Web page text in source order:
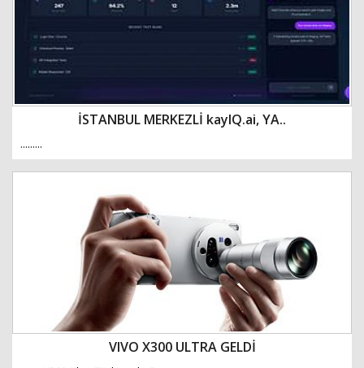
İSTANBUL MERKEZLİ kayIQ.ai, YA..
.........
VIVO X300 ULTRA GELDİ